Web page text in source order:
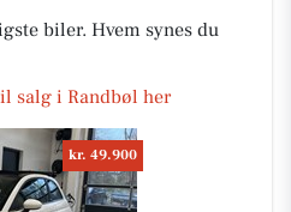
biler. Hvem synes du
salg i Randbøl her
kr. 49.900